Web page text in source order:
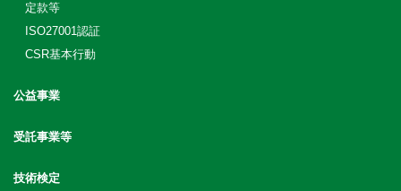
定款等
ISO27001認証
CSR基本行動
公益事業
受託事業等
技術検定